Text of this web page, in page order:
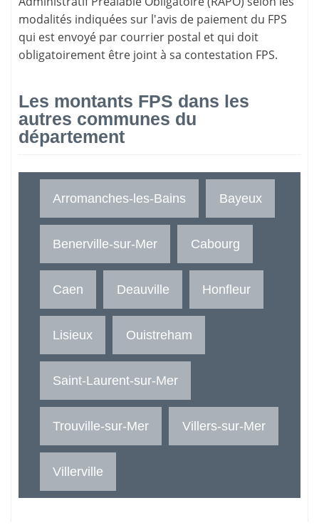
modalités indiquées sur l'avis de paiement du FPS
qui est envoyé par courrier postal et qui doit
obligatoirement être joint à sa contestation FPS.
Les montants FPS dans les
autres communes du
département
Arromanches-les-Bains Bayeux
Benerville-sur-Mer Cabourg
Caen Deauville Honfleur
Lisieux Ouistreham
Saint-Laurent-sur-Mer
Trouville-sur-Mer Villers-sur-Mer
Villerville